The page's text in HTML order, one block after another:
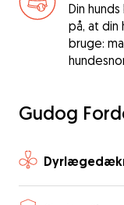
Din
på, at din
bruge:
Gudog